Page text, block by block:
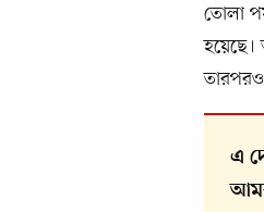
তোলা
হয়েছে।
এ